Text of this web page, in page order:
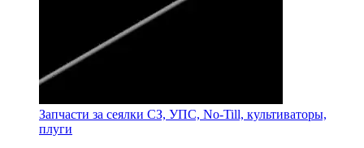
Запчасти за сеялки СЗ, УПС, No-Till, культиваторы,
плуги